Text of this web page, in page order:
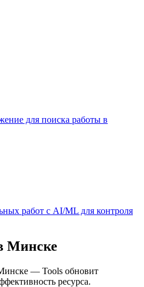
для поиска работы в
работ с AI/ML для контроля
Минске
— Tools обновит
ресурса.